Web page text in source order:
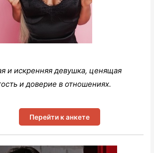
и искренняя девушка, ценящая
и доверие в отношениях.
Перейти к анкете